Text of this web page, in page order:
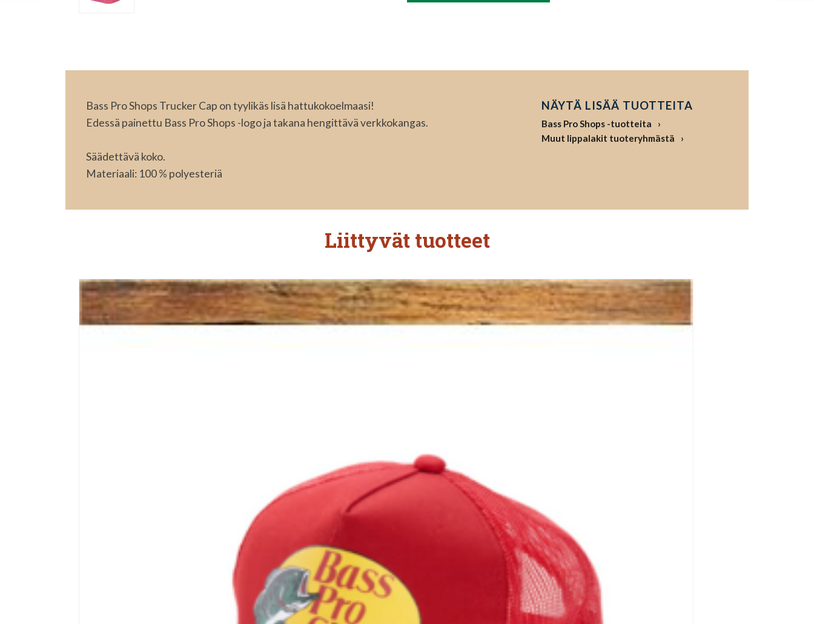
Bass Pro Shops Trucker Cap on tyylikäs lisä hattukokoelmaasi!
Edessä painettu Bass Pro Shops -logo ja takana hengittävä verkkokangas.
Säädettävä koko.
Materiaali: 100 % polyesteriä
NÄYTÄ LISÄÄ TUOTTEITA
Bass Pro Shops -tuotteita
Muut lippalakit tuoteryhmästä
Liittyvät tuotteet